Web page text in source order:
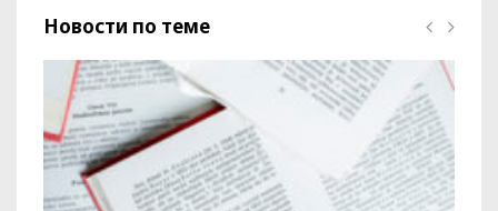
Новости по теме